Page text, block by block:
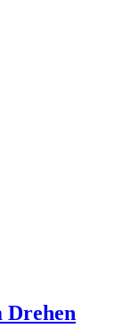
Drehen